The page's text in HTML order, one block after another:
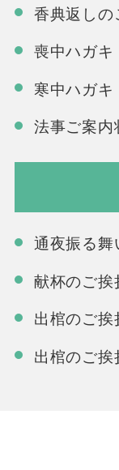
香典返しの
喪中ハガキ
寒中ハガキ
法事ご案内
通夜振る
献杯のご挨
出棺のご挨
出棺のご挨